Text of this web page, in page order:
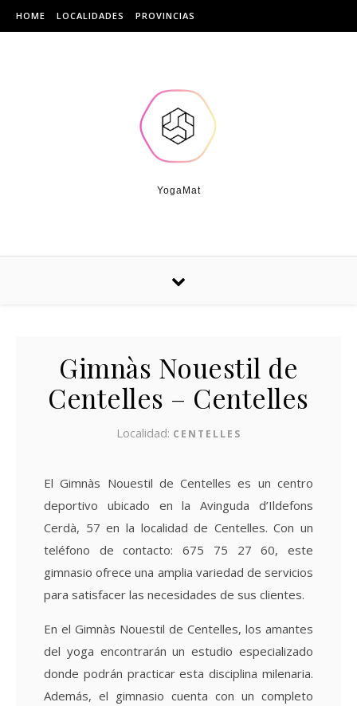
Skip to content
HOME LOCALIDADES PROVINCIAS
YogaMat
Gimnàs Nouestil de
Centelles – Centelles
Localidad: CENTELLES
El Gimnàs Nouestil de Centelles es un centro
deportivo ubicado en la Avinguda d’Ildefons
Cerdà, 57 en la localidad de Centelles. Con un
teléfono de contacto: 675 75 27 60, este
gimnasio ofrece una amplia variedad de servicios
para satisfacer las necesidades de sus clientes.
En el Gimnàs Nouestil de Centelles, los amantes
del yoga encontrarán un estudio especializado
donde podrán practicar esta disciplina milenaria.
Además, el gimnasio cuenta con un completo